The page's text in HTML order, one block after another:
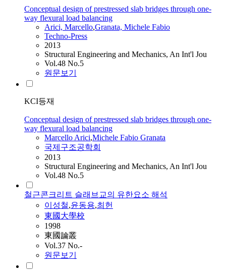
Conceptual design of prestressed slab bridges through one-
way flexural load balancing
Arici, Marcello,Granata, Michele Fabio
Techno-Press
2013
Structural Engineering and Mechanics, An Int'l Jou
Vol.48 No.5
원문보기
KCI등재
Conceptual design of prestressed slab bridges through one-
way flexural load balancing
Marcello Arici,Michele Fabio Granata
국제구조공학회
2013
Structural Engineering and Mechanics, An Int'l Jou
Vol.48 No.5
철근콘크리트 슬래브교의 유한요소 해석
이성철,윤동용,최헌
東國大學校
1998
東國論叢
Vol.37 No.-
원문보기